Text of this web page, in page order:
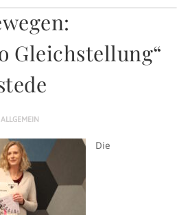
Gleichstellung“
ALLGEMEIN
Die